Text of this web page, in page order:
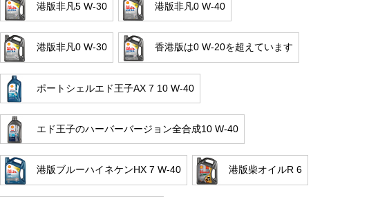
港版非凡5 W-30 港版非凡0 W-40
港版非凡0 W-30 香港版は0 W-20を超えています
ポートシェルエド王子AX 7 10 W-40
エド王子のハーバーバージョン全合成10 W-40
港版ブルーハイネケンHX 7 W-40 港版柴オイルR 6